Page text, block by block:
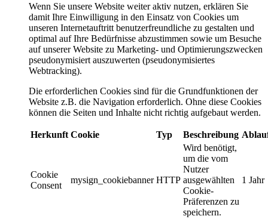
Wenn Sie unsere Website weiter aktiv nutzen, erklären Sie
damit Ihre Einwilligung in den Einsatz von Cookies um
unseren Internetauftritt benutzerfreundliche zu gestalten und
optimal auf Ihre Bedürfnisse abzustimmen sowie um Besuche
auf unserer Website zu Marketing- und Optimierungszwecken
pseudonymisiert auszuwerten (pseudonymisiertes
Webtracking).
Die erforderlichen Cookies sind für die Grundfunktionen der
Website z.B. die Navigation erforderlich. Ohne diese Cookies
können die Seiten und Inhalte nicht richtig aufgebaut werden.
Herkunft Cookie Typ Beschreibung
Cookie
Consent
mysign_cookiebanner HTTP
Wird benötigt,
um die vom
Nutzer
ausgewählten
Cookie-
Präferenzen zu
speichern.
1 Jahr